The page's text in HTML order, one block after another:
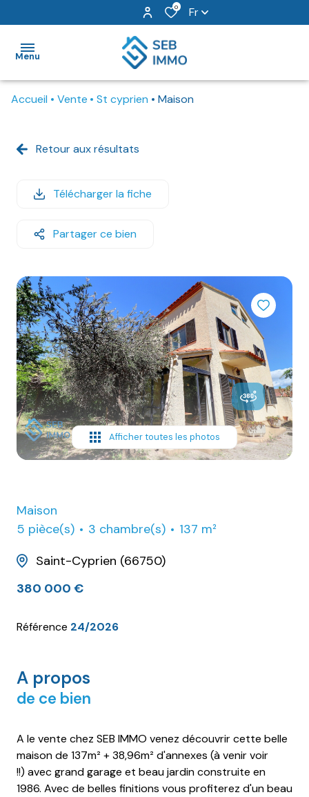
0 Fr
Menu
Nos
Nos
Locations
Alerte
E-mail
Contact
Accueil Vente St cyprien Maison
Retour aux résultats
Télécharger la fiche
Partager ce bien
Afficher toutes les photos
Maison
5 pièce(s)
3 chambre(s)
137 m²
Saint-Cyprien (66750)
380 000 €
Référence 24/2026
A propos
de ce bien
A le vente chez SEB IMMO venez découvrir cette belle
maison de 137m² + 38,96m² d'annexes (à venir voir
!!) avec grand garage et beau jardin construite en
1986. Avec de belles finitions vous profiterez d'un beau